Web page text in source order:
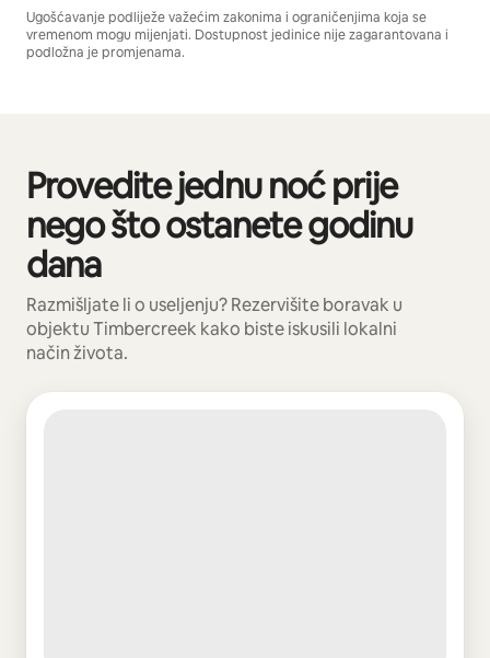
Ugošćavanje podliježe važećim zakonima i ograničenjima koja se
vremenom mogu mijenjati. Dostupnost jedinice nije zagarantovana i
podložna je promjenama.
Provedite jednu noć prije
nego što ostanete godinu
dana
Razmišljate li o useljenju? Rezervišite boravak u
objektu Timbercreek kako biste iskusili lokalni
način života.
Prikazano 0 od 0 stavki